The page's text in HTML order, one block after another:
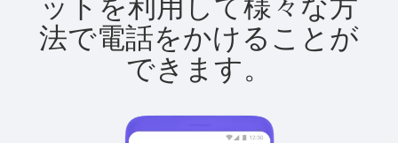
法で電話をかけることが
できます。